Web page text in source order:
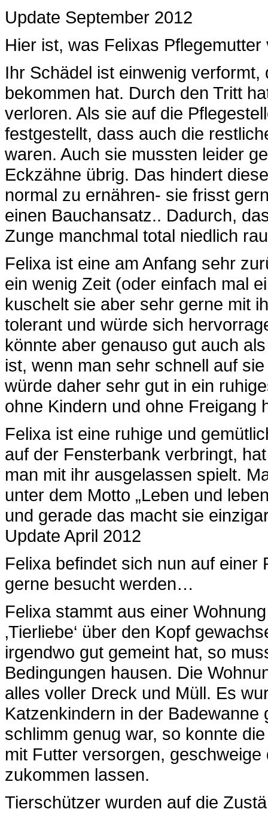
Update September 2012
Hier ist, was Felixas
Ihr Schädel ist einwenig
bekommen hat. Durch den Tritt
verloren. Als sie auf die
festgestellt, dass auch die
waren. Auch sie mussten leider
Eckzähne übrig. Das hindert
normal zu ernähren- sie frisst
einen Bauchansatz.. Dadurch,
Zunge manchmal total niedlich
Felixa ist eine am Anfang sehr
ein wenig Zeit (oder einfach mal
kuschelt sie aber sehr gerne mit
tolerant und würde sich
könnte aber genauso gut auch
ist, wenn man sehr schnell auf
würde daher sehr gut in ein
ohne Kindern und ohne Freigang
Felixa ist eine ruhige und
auf der Fensterbank verbringt,
man mit ihr ausgelassen spielt.
unter dem Motto „Leben und
und gerade das macht sie
Update April 2012
Felixa befindet sich nun auf
gerne besucht werden…
Felixa stammt aus einer
‚Tierliebe‘ über den Kopf
irgendwo gut gemeint hat, so
Bedingungen hausen. Die
alles voller Dreck und Müll. Es
Katzenkindern in der
schlimm genug war, so konnte
mit Futter versorgen,
zukommen lassen.
Tierschützer wurden auf die